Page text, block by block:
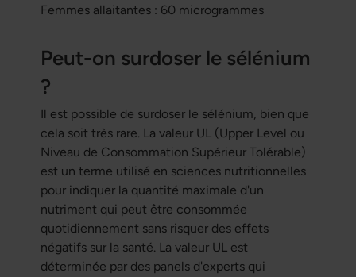
Femmes allaitantes : 60 microgrammes
Peut-on surdoser le sélénium
?
Il est possible de surdoser le sélénium, bien que
cela soit très rare. La valeur UL (Upper Level ou
Niveau de Consommation Supérieur Tolérable)
est un terme utilisé en sciences nutritionnelles
pour indiquer la quantité maximale d'un
nutriment qui peut être consommée
quotidiennement sans risquer des effets
négatifs sur la santé. La valeur UL est
déterminée par des panels d'experts qui